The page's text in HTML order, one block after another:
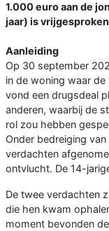
1.000 euro aan de
jaar) is
Aanleiding
Op 30 september
in de woning waar
vond een drugsdeal
anderen, waarbij de
rol zou hebben
Onder bedreiging
verdachten
ontvlucht. De 14-
De twee verdachten
die hen kwam
moment bevonden